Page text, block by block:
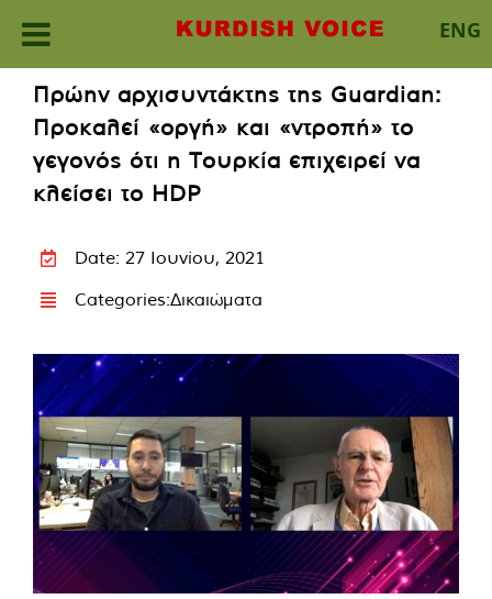
ENG
content
Πρώην αρχισυντάκτης της Guardian:
Προκαλεί «οργή» και «ντροπή» το
γεγονός ότι η Τουρκία επιχειρεί να
κλείσει το HDP
Date: 27 Ιουνίου, 2021
Categories:Δικαιώματα